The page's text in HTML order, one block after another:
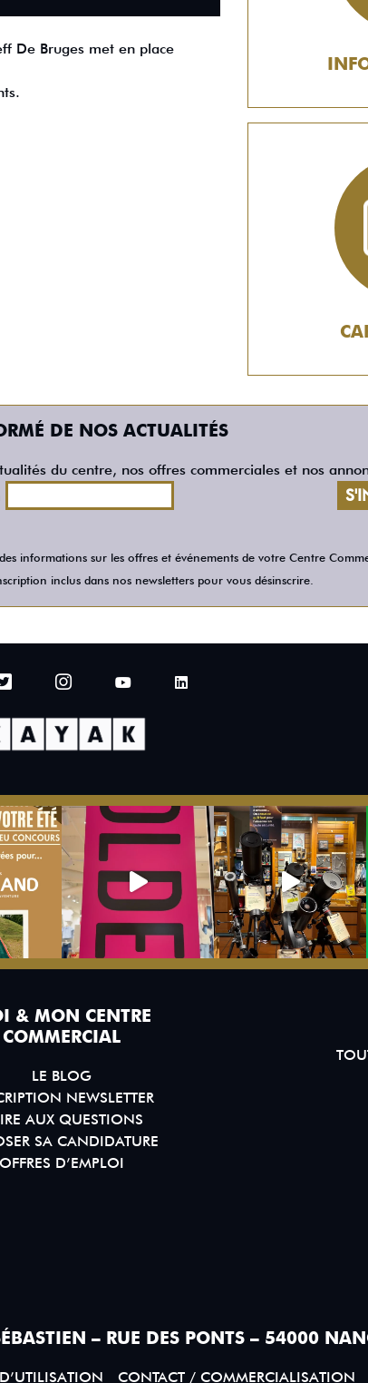
De Bruges met en place
DE NOS ACTUALITÉS
du centre, nos offres commerciales et nos
informations sur les offres et événements de votre Centre
inclus dans nos newsletters pour vous désinscrire.
& MON CENTRE
COMMERCIAL
LE BLOG
NEWSLETTER
AUX QUESTIONS
SA CANDIDATURE
OFFRES D’EMPLOI
– RUE DES PONTS – 54000
CONTACT / COMMERCIALISATION